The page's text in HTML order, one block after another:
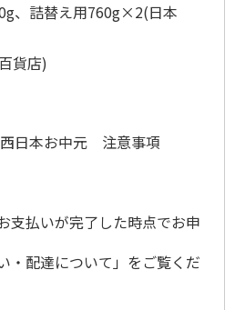
、詰替え用760g×2(日本
貨店)
日本お中元 注意事項
支払いが完了した時点でお申
・配達について」をご覧くだ